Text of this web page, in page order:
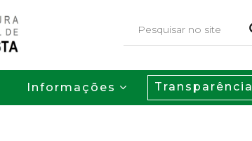
Informações Transparência